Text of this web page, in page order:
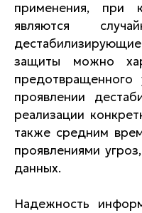
применения, при
являются
защиты можно
проявлении
реализации
также средним
проявлениями
данных.
Надежность